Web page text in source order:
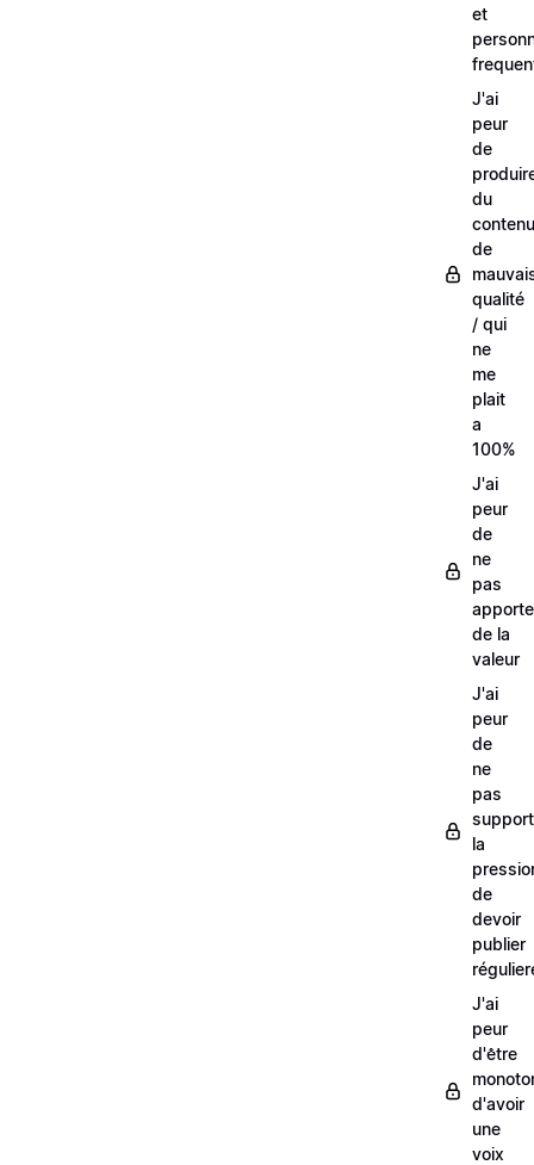
et
J'ai
peur
de
du
contenu
de
qualité
/ qui
ne
me
plait
a
100%
J'ai
peur
de
ne
pas
de la
valeur
J'ai
peur
de
ne
pas
la
de
devoir
publier
J'ai
peur
d'être
d'avoir
une
voix